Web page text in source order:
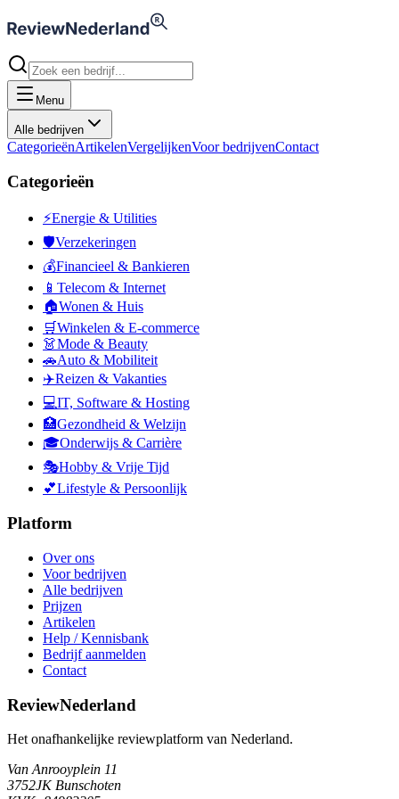
Menu
Alle bedrijven
CategorieënArtikelenVergelijkenVoor bedrijvenContact
Categorieën
⚡Energie & Utilities
🛡️Verzekeringen
💰Financieel & Bankieren
📱 Telecom & Internet
🏠Wonen & Huis
🛒Winkelen & E-commerce
👗Mode & Beauty
🚗Auto & Mobiliteit
✈️Reizen & Vakanties
💻IT, Software & Hosting
🏥Gezondheid & Welzijn
🎓Onderwijs & Carrière
🎭Hobby & Vrije Tijd
💕Lifestyle & Persoonlijk
Platform
Over ons
Voor bedrijven
Alle bedrijven
Prijzen
Artikelen
Help / Kennisbank
Bedrijf aanmelden
Contact
ReviewNederland
Het onafhankelijke reviewplatform van Nederland.
Van Anrooyplein 11
3752JK Bunschoten